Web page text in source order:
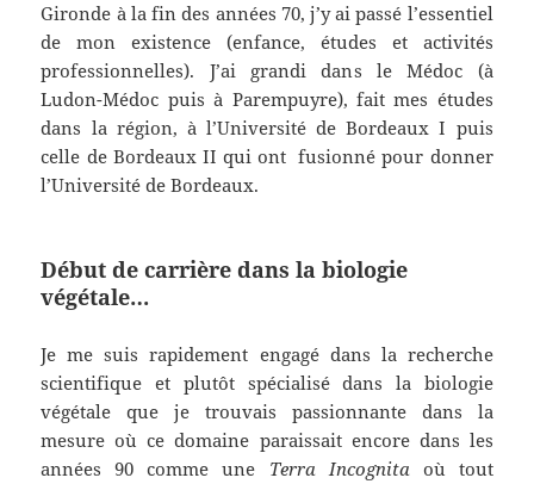
Gironde à la fin des années 70, j’y ai passé l’essentiel
de mon existence (enfance, études et activités
professionnelles). J’ai grandi dans le Médoc (à
Ludon-Médoc puis à Parempuyre), fait mes études
dans la région, à l’Université de Bordeaux I puis
celle de Bordeaux II qui ont fusionné pour donner
l’Université de Bordeaux.
Début de carrière dans la biologie
végétale…
Je me suis rapidement engagé dans la recherche
scientifique et plutôt spécialisé dans la biologie
végétale que je trouvais passionnante dans la
mesure où ce domaine paraissait encore dans les
années 90 comme une Terra Incognitaoù tout